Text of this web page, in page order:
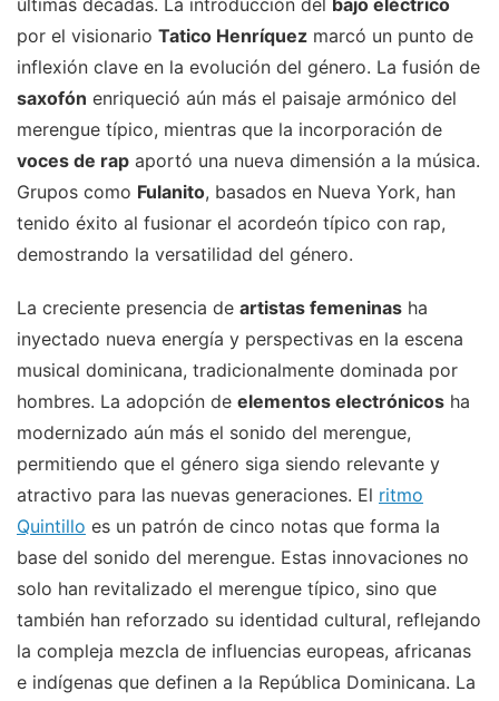
últimas décadas. La introducción del bajo eléctrico
por el visionario Tatico Henríquez marcó un punto de
inflexión clave en la evolución del género. La fusión de
saxofón enriqueció aún más el paisaje armónico del
merengue típico, mientras que la incorporación de
voces de rap aportó una nueva dimensión a la música.
Grupos como Fulanito, basados en Nueva York, han
tenido éxito al fusionar el acordeón típico con rap,
demostrando la versatilidad del género.
La creciente presencia de artistas femeninas ha
inyectado nueva energía y perspectivas en la escena
musical dominicana, tradicionalmente dominada por
hombres. La adopción de elementos electrónicos ha
modernizado aún más el sonido del merengue,
permitiendo que el género siga siendo relevante y
atractivo para las nuevas generaciones. El ritmo
Quintillo es un patrón de cinco notas que forma la
base del sonido del merengue. Estas innovaciones no
solo han revitalizado el merengue típico, sino que
también han reforzado su identidad cultural, reflejando
la compleja mezcla de influencias europeas, africanas
e indígenas que definen a la República Dominicana. La